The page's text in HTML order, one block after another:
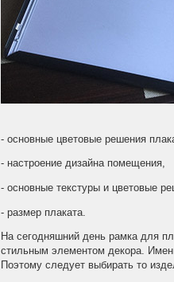
- основные цветовые решения
- настроение дизайна помещения,
- основные текстуры и цветовые
- размер плаката.
На сегодняшний день рамка для
стильным элементом декора.
Поэтому следует выбирать то